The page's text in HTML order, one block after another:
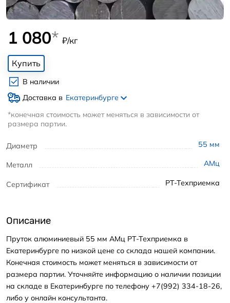
Диаметр 55 мм
Металл АМц
Сертификат РТ-Техприемка
1 080* ₽/кг
Купить
В наличии
Доставка в Екатеринбурге
*конечная стоимость может меняться в зависимости от
размера партии.
Описание
Пруток алюминиевый 55 мм АМц РТ-Техприемка в
Екатеринбурге по низкой цене со склада нашей компании.
Конечная стоимость может меняться в зависимости от
размера партии. Уточняйте информацию о наличии позиции
на складе в Екатеринбурге по телефону +7(992) 334-18-26,
либо у онлайн консультанта.